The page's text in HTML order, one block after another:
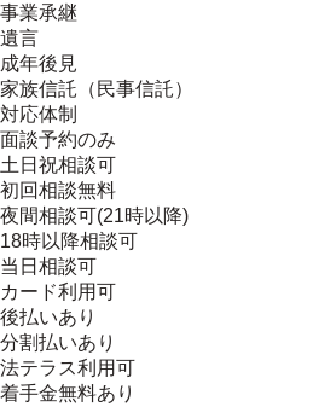
事業承継
遺言
成年後見
家族信託（民事信託）
対応体制
面談予約のみ
土日祝相談可
初回相談無料
夜間相談可(21時以降)
18時以降相談可
当日相談可
カード利用可
後払いあり
分割払いあり
法テラス利用可
着手金無料あり